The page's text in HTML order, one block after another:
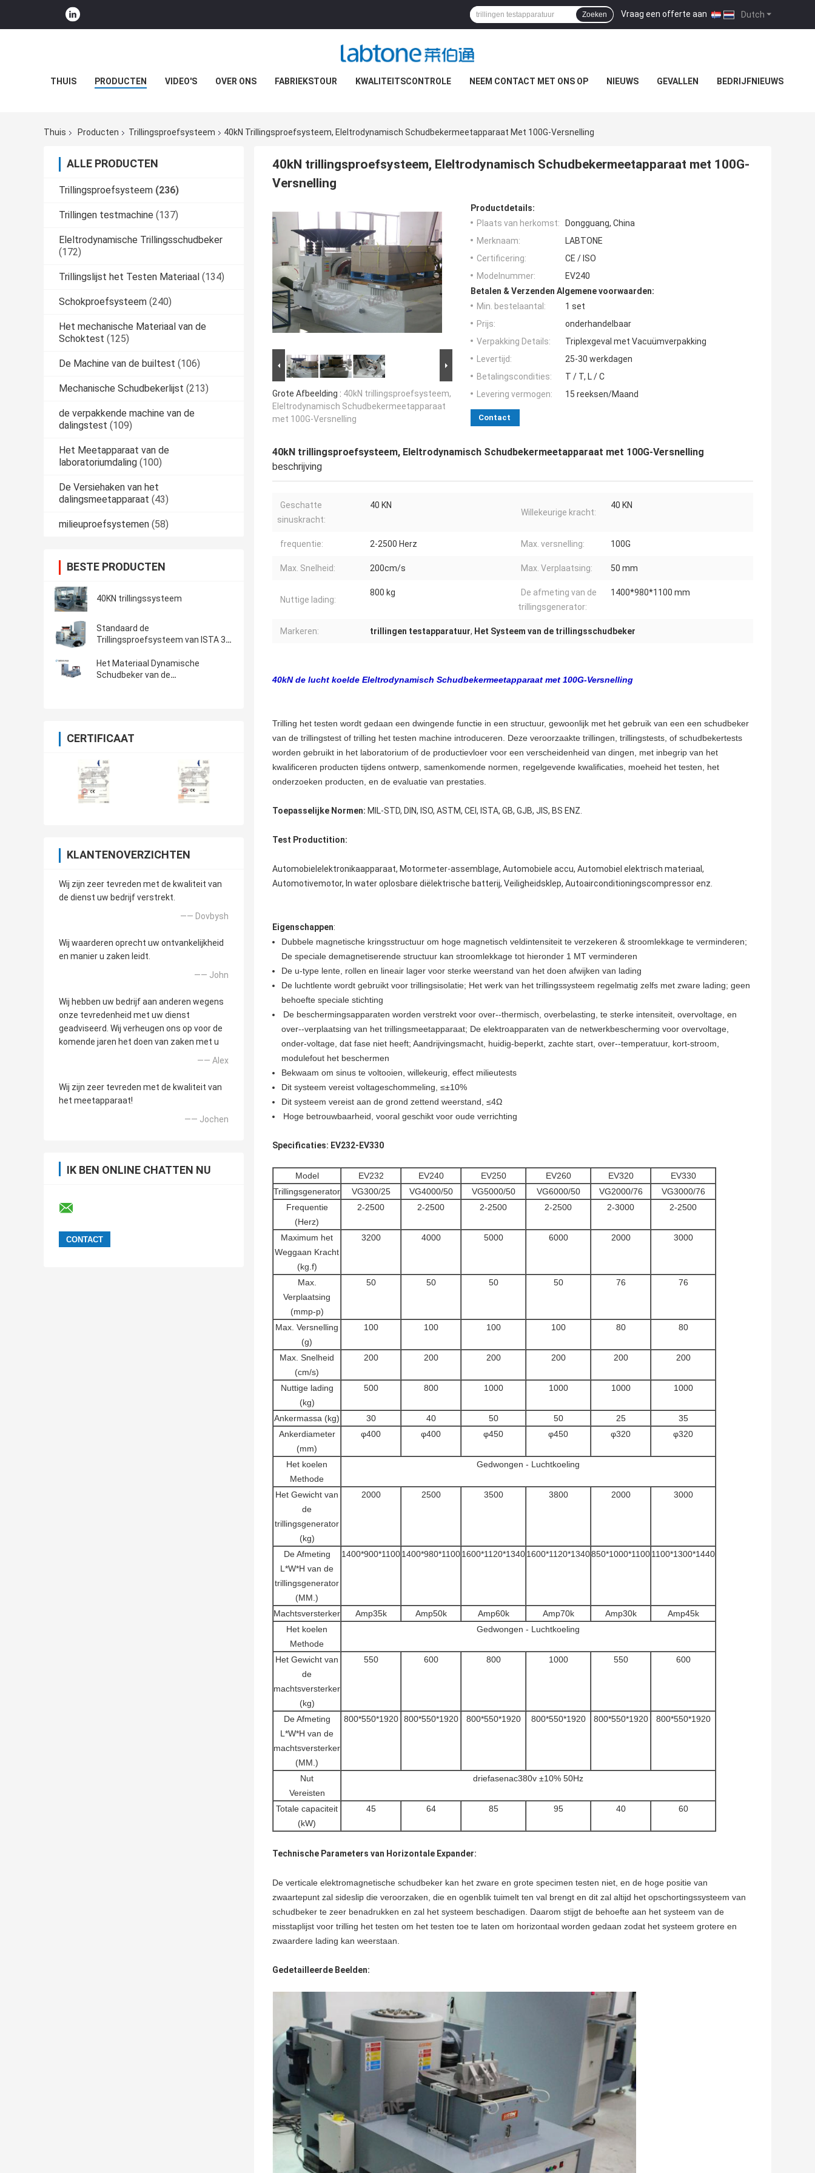
Dutch
Vraag een offerte aan |
Zoeken
THUIS PRODUCTEN VIDEO'S OVER ONS FABRIEKSTOUR KWALITEITSCONTROLE NEEM CONTACT MET ONS OP NIEUWS GEVALLEN BEDRIJFNIEUWS
Thuis Producten Trillingsproefsysteem 40kN Trillingsproefsysteem, Eleltrodynamisch Schudbekermeetapparaat Met 100G-Versnelling
ALLE PRODUCTEN
Trillingsproefsysteem (236)
Trillingen testmachine (137)
Eleltrodynamische Trillingsschudbeker
(172)
Trillingslijst het Testen Materiaal (134)
Schokproefsysteem (240)
Het mechanische Materiaal van de
Schoktest (125)
De Machine van de builtest (106)
Mechanische Schudbekerlijst (213)
de verpakkende machine van de
dalingstest (109)
Het Meetapparaat van de
laboratoriumdaling (100)
De Versiehaken van het
dalingsmeetapparaat (43)
milieuproefsystemen (58)
BESTE PRODUCTEN
40KN trillingssysteem
Standaard de
Trillingsproefsysteem van ISTA 3A
Controlemechanisme 8-CH
Het Materiaal Dynamische
Schudbeker van de
CERTIFICAAT
KLANTENOVERZICHTEN
Wij zijn zeer tevreden met de kwaliteit van
de dienst uw bedrijf verstrekt.
—— Dovbysh
Wij waarderen oprecht uw ontvankelijkheid
en manier u zaken leidt.
—— John
Wij hebben uw bedrijf aan anderen wegens
onze tevredenheid met uw dienst
geadviseerd. Wij verheugen ons op voor de
komende jaren het doen van zaken met u
—— Alex
Wij zijn zeer tevreden met de kwaliteit van
het meetapparaat!
—— Jochen
IK BEN ONLINE CHATTEN NU
40kN trillingsproefsysteem, Eleltrodynamisch Schudbekermeetapparaat met 100G-
Versnelling
Grote Afbeelding : 40kN trillingsproefsysteem,
Eleltrodynamisch Schudbekermeetapparaat
met 100G-Versnelling
Productdetails:
Plaats van herkomst:
Dongguang, China
Merknaam:
LABTONE
Certificering:
CE / ISO
Modelnummer:
EV240
Betalen & Verzenden Algemene voorwaarden:
Min. bestelaantal:
1 set
Prijs:
onderhandelbaar
Verpakking Details:
Triplexgeval met Vacuümverpakking
Levertijd:
25-30 werkdagen
Betalingscondities:
T / T, L / C
Levering vermogen:
15 reeksen/Maand
Contact
40kN trillingsproefsysteem, Eleltrodynamisch Schudbekermeetapparaat met 100G-Versnelling
beschrijving
Geschatte
sinuskracht:
40 KN
Willekeurige kracht:
40 KN
frequentie: 2-2500 Herz Max. versnelling: 100G
Max. Snelheid: 200cm/s Max. Verplaatsing: 50 mm
Nuttige lading:
800 kg
De afmeting van de
trillingsgenerator:
1400*980*1100 mm
Markeren: trillingen testapparatuur, Het Systeem van de trillingsschudbeker
40kN de lucht koelde Eleltrodynamisch Schudbekermeetapparaat met 100G-Versnelling
Trilling het testen wordt gedaan een dwingende functie in een structuur, gewoonlijk met het gebruik van een een schudbeker
van de trillingstest of trilling het testen machine introduceren. Deze veroorzaakte trillingen, trillingstests, of schudbekertests
worden gebruikt in het laboratorium of de productievloer voor een verscheidenheid van dingen, met inbegrip van het
kwalificeren producten tijdens ontwerp, samenkomende normen, regelgevende kwalificaties, moeheid het testen, het
onderzoeken producten, en de evaluatie van prestaties.
Toepasselijke Normen: MIL-STD, DIN, ISO, ASTM, CEI, ISTA, GB, GJB, JIS, BS ENZ.
Test Productition:
Automobielelektronikaapparaat, Motormeter-assemblage, Automobiele accu, Automobiel elektrisch materiaal,
Automotivemotor, In water oplosbare diëlektrische batterij, Veiligheidsklep, Autoairconditioningscompressor enz.
Eigenschappen:
Dubbele magnetische kringsstructuur om hoge magnetisch veldintensiteit te verzekeren & stroomlekkage te verminderen;
De speciale demagnetiserende structuur kan stroomlekkage tot hieronder 1 MT verminderen
De u-type lente, rollen en lineair lager voor sterke weerstand van het doen afwijken van lading
De luchtlente wordt gebruikt voor trillingsisolatie; Het werk van het trillingssysteem regelmatig zelfs met zware lading; geen
behoefte speciale stichting
De beschermingsapparaten worden verstrekt voor over--thermisch, overbelasting, te sterke intensiteit, overvoltage, en
over--verplaatsing van het trillingsmeetapparaat; De elektroapparaten van de netwerkbescherming voor overvoltage,
onder-voltage, dat fase niet heeft; Aandrijvingsmacht, huidig-beperkt, zachte start, over--temperatuur, kort-stroom,
modulefout het beschermen
Bekwaam om sinus te voltooien, willekeurig, effect milieutests
Dit systeem vereist voltageschommeling, ≤±10%
Dit systeem vereist aan de grond zettend weerstand, ≤4Ω
Hoge betrouwbaarheid, vooral geschikt voor oude verrichting
Specificaties: EV232-EV330
Model EV232 EV240 EV250 EV260 EV320
EV330
Trillingsgenerator
VG300/25 VG4000/50 VG5000/50 VG6000/50 VG2000/76
VG3000/76
Frequentie
(Herz)
2-2500 2-2500 2-2500 2-2500 2-3000 2-2500
Maximum het
Weggaan Kracht
(kg.f)
3200 4000 5000 6000 2000 3000
Max.
Verplaatsing
(mmp-p)
50 50 50 50 76 76
Max. Versnelling
(g)
100 100 100 100 80 80
Max. Snelheid
(cm/s)
200 200 200 200 200 200
Nuttige lading
(kg)
500 800 1000 1000 1000 1000
Ankermassa (kg) 30 40 50 50 25
35
Ankerdiameter
(mm)
φ400 φ400 φ450 φ450 φ320 φ320
Het koelen
Methode
Gedwongen - Luchtkoeling
Het Gewicht van
de
trillingsgenerator
(kg)
2000 2500 3500 3800 2000 3000
De Afmeting
L*W*H van de
trillingsgenerator
(MM.)
1400*900*11001400*980*11001600*1120*13401600*1120*1340850*1000*11001100*1300*1440
Machtsversterker Amp35k Amp50k Amp60k Amp70k Amp30k
Amp45k
Het koelen
Methode
Gedwongen - Luchtkoeling
Het Gewicht van
de
machtsversterker
(kg)
550 600 800 1000 550 600
De Afmeting
L*W*H van de
machtsversterker
(MM.)
800*550*1920 800*550*1920 800*550*1920 800*550*1920 800*550*1920 800*550*1920
Nut
Vereisten
driefasenac380v ±10% 50Hz
Totale capaciteit
(kW)
45 64 85 95 40 60
Technische Parameters van Horizontale Expander:
De verticale elektromagnetische schudbeker kan het zware en grote specimen testen niet, en de hoge positie van
zwaartepunt zal sideslip die veroorzaken, die en ogenblik tuimelt ten val brengt en dit zal altijd het opschortingssysteem van
schudbeker te zeer benadrukken en zal het systeem beschadigen. Daarom stijgt de behoefte aan het systeem van de
misstaplijst voor trilling het testen om het testen toe te laten om horizontaal worden gedaan zodat het systeem grotere en
zwaardere lading kan weerstaan.
Gedetailleerde Beelden: